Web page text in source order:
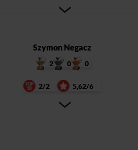
Szymon Negacz
2 0 0
2/2 5,62/6